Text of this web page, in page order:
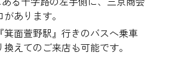
あります。
面萱野駅』行きのバスへ乗車
換えてのご来店も可能です。